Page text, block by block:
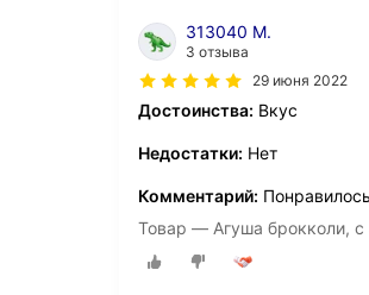
313040 М.
3 отзыва
29 июня 2022
Достоинства: Вкус
Недостатки: Нет
Комментарий:
Товар — Агуша брокколи, с